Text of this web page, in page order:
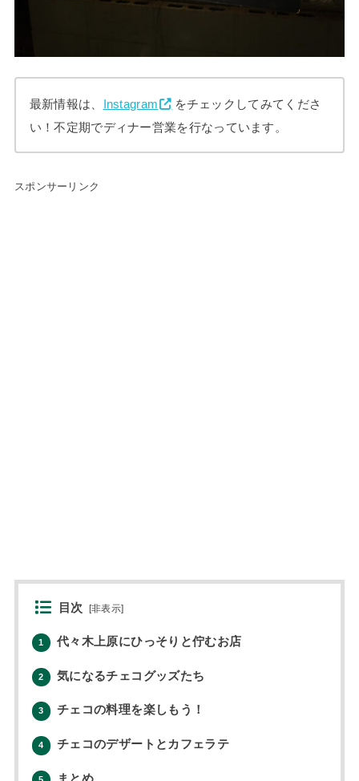
最新情報は、 Instagram
をチェックしてみてくださ
い！不定期でディナー営業を行なっています。
スポンサーリンク
目次 [非表示]
1 代々木上原にひっそりと佇むお店
2 気になるチェコグッズたち
3 チェコの料理を楽しもう！
4 チェコのデザートとカフェラテ